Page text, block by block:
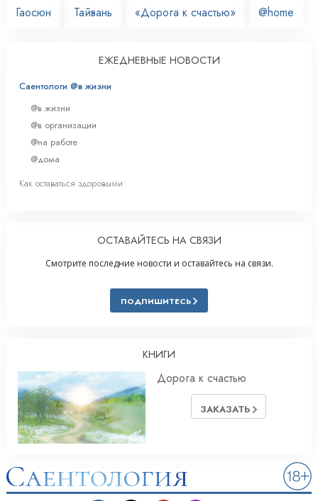
Гаосюн
Тайвань «Дорога к счастью» @home
ЕЖЕДНЕВНЫЕ НОВОСТИ
Саентологи @в жизни
@в жизни
@в организации
@на работе
@дома
Как оставаться здоровыми
ОСТАВАЙТЕСЬ НА СВЯЗИ
Смотрите последние новости и оставайтесь на связи.
ПОДПИШИТЕСЬ
КНИГИ
Дорога к счастью
ЗАКАЗАТЬ